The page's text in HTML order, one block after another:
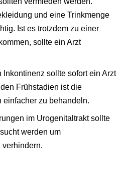
und eine Trinkmenge
Ist es trotzdem zu einer
sollte ein Arzt
sollte sofort ein Arzt
Frühstadien ist die
einfacher zu behandeln.
im Urogenitaltrakt sollte
werden um
verhindern.